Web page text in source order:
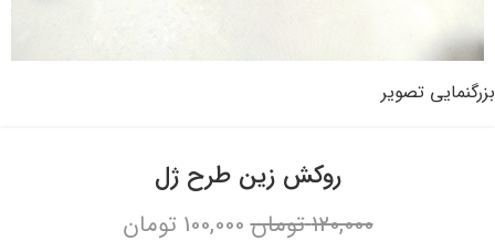
بزرگنمایی تصویر
روکش زین طرح ژل
120,000تومان100,000 تومان